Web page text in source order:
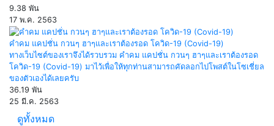
9.38 พัน
17 พ.ค. 2563
คำคม แคปชั่น กวนๆ ฮาๆและเราต้องรอด โควิด-19 (Covid-19)
ทางเว็บไซต์ของเราจึงได้รวบรวม คำคม แคปชั่น กวนๆ ฮาๆและเราต้องรอด
โควิด-19 (Covid-19) มาไว้เพื่อให้ทุกท่านสามารถคัดลอกไปโพสต์ในโซเชี่ยล
ของตัวเองได้เลยครับ
36.19 พัน
25 มี.ค. 2563
ดูทั้งหมด